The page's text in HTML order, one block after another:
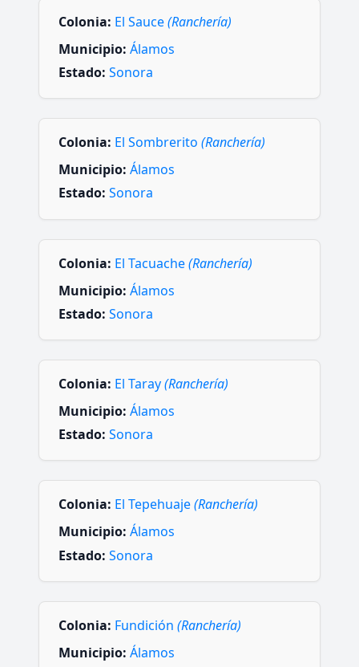
Colonia: El Sauce(Ranchería)
Municipio: Álamos
Estado: Sonora
Colonia: El Sombrerito (Ranchería)
Municipio: Álamos
Estado: Sonora
Colonia: El Tacuache(Ranchería)
Municipio: Álamos
Estado: Sonora
Colonia: El Taray(Ranchería)
Municipio: Álamos
Estado: Sonora
Colonia: El Tepehuaje(Ranchería)
Municipio: Álamos
Estado: Sonora
Colonia: Fundición (Ranchería)
Municipio: Álamos